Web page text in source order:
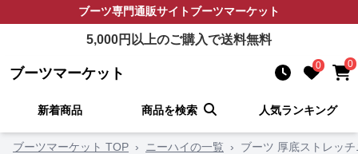
ブーツ専門通販サイトブーツマーケット
5,000円以上のご購入で送料無料
ブーツマーケット 0 0
新着商品 商品を検索 人気ランキング
ブーツマーケット TOP › ニーハイの一覧 › ブーツ 厚底ストレッ